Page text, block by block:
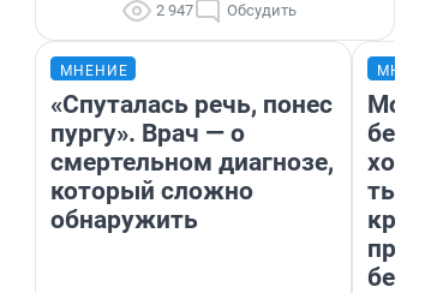
2 947 Обсудить
МНЕНИЕ
«Спуталась речь, понес
пургу». Врач — о
смертельном диагнозе,
который сложно
обнаружить
Мой